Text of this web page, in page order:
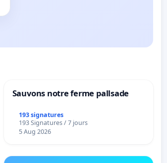
Sauvons notre ferme pallsade
193 signatures
193 Signatures / 7 jours
5 Aug 2026